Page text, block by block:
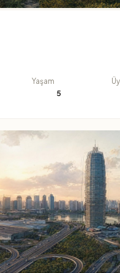
Yaşam
5